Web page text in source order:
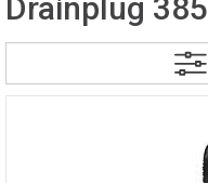
Drainplug 385